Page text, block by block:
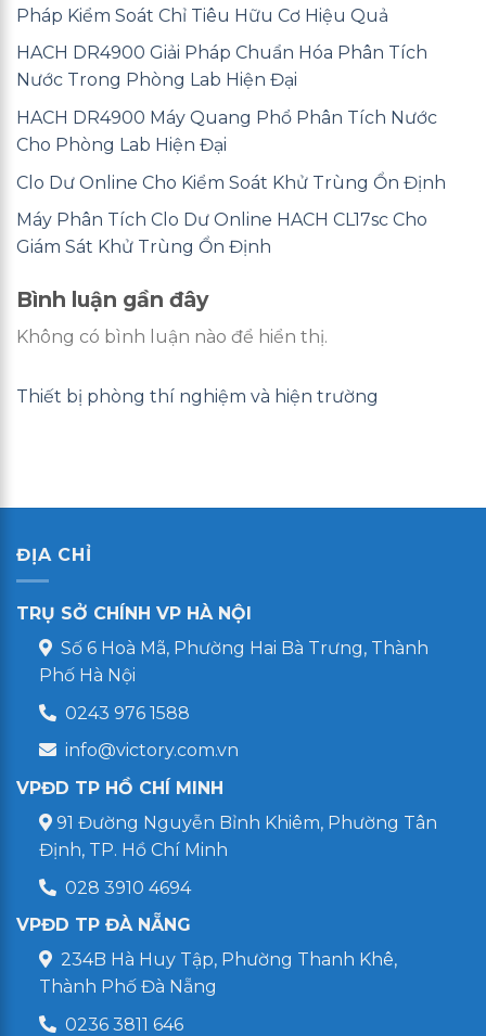
Pháp Kiểm Soát Chỉ Tiêu Hữu Cơ Hiệu Quả
HACH DR4900 Giải Pháp Chuẩn Hóa Phân Tích
Nước Trong Phòng Lab Hiện Đại
HACH DR4900 Máy Quang Phổ Phân Tích Nước
Cho Phòng Lab Hiện Đại
Clo Dư Online Cho Kiểm Soát Khử Trùng Ổn Định
Máy Phân Tích Clo Dư Online HACH CL17sc Cho
Giám Sát Khử Trùng Ổn Định
Bình luận gần đây
Không có bình luận nào để hiển thị.
Thiết bị phòng thí nghiệm và hiện trường
ĐỊA CHỈ
TRỤ SỞ CHÍNH VP HÀ NỘI
Số 6 Hoà Mã, Phường Hai Bà Trưng, Thành
Phố Hà Nội
0243 976 1588
info@victory.com.vn
VPĐD TP HỒ CHÍ MINH
91 Đường Nguyễn Bỉnh Khiêm, Phường Tân
Định, TP. Hồ Chí Minh
028 3910 4694
VPĐD TP ĐÀ NẴNG
234B Hà Huy Tập, Phường Thanh Khê,
Thành Phố Đà Nẵng
0236 3811 646